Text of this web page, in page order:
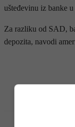
ušteđevinu iz banke
Za razliku od SAD,
depozita, navodi